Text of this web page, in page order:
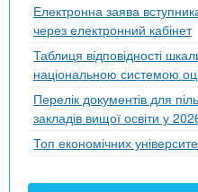
Електронна заява
через електронний кабінет
Таблиця відповідності
національною системою
Перелік документів для
закладів вищої освіти у
Топ економічних